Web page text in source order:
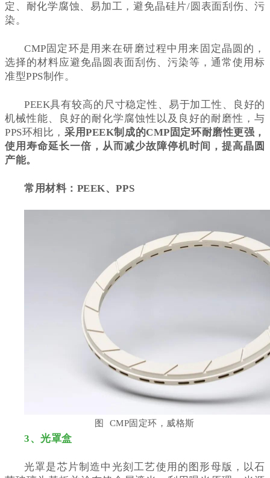
定、耐化学腐蚀、易加工，避免晶硅片/圆表面刮伤、污
染。
CMP固定环是用来在研磨过程中用来固定晶圆的，
选择的材料应避免晶圆表面刮伤、污染等，通常使用标
准型PPS制作。
PEEK具有较高的尺寸稳定性、易于加工性、良好的
机械性能、良好的耐化学腐蚀性以及良好的耐磨性，与
PPS环相比， 采用PEEK制成的CMP固定环耐磨性更强，
使用寿命延长一倍，从而减少故障停机时间，提高晶圆
产能。
常用材料：PEEK、PPS
图 CMP固定环，威格斯
3、光罩盒
光罩是芯片制造中光刻工艺使用的图形母版，以石